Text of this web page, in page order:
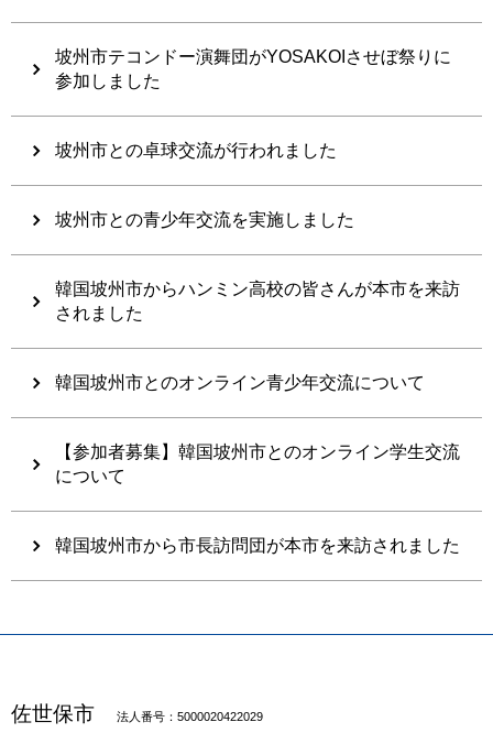
坡州市テコンドー演舞団がYOSAKOIさせぼ祭りに
参加しました
坡州市との卓球交流が行われました
坡州市との青少年交流を実施しました
韓国坡州市からハンミン高校の皆さんが本市を来訪
されました
韓国坡州市とのオンライン青少年交流について
【参加者募集】韓国坡州市とのオンライン学生交流
について
韓国坡州市から市長訪問団が本市を来訪されました
佐世保市 法人番号：5000020422029